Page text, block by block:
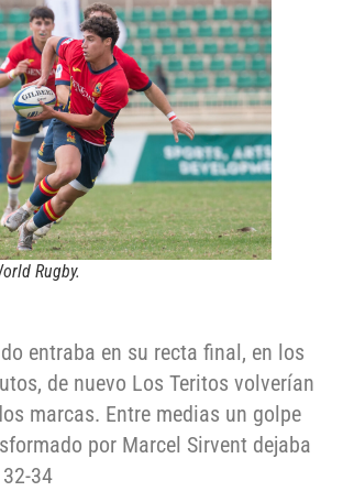
Rugby.
entraba en su recta final, en los
de nuevo Los Teritos volverían
marcas. Entre medias un golpe
por Marcel Sirvent dejaba
34